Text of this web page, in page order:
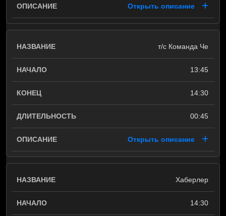
Открыть описание
т/с Команда Че
13:45
14:30
00:45
Открыть описание
Хаберлер
14:30